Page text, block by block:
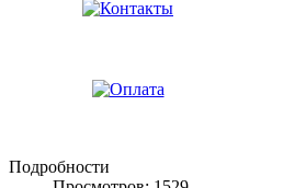
Подробности